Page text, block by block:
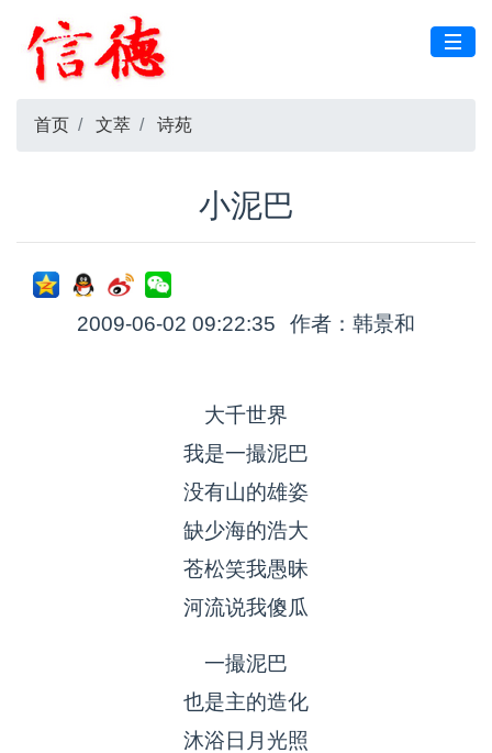
首页 文萃 诗苑
小泥巴
2009-06-02 09:22:35 作者：韩景和
大千世界
我是一撮泥巴
没有山的雄姿
缺少海的浩大
苍松笑我愚昧
河流说我傻瓜
一撮泥巴
也是主的造化
沐浴日月光照